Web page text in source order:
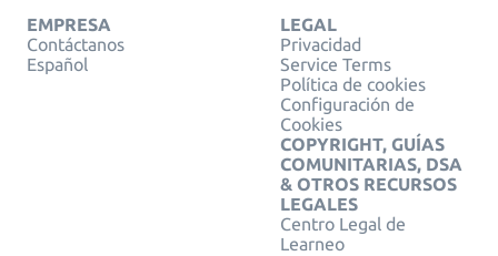
EMPRESA
Contáctanos
Español
LEGAL
Privacidad
Service Terms
Política de cookies
Configuración de
Cookies
COPYRIGHT, GUÍAS
COMUNITARIAS, DSA
& OTROS RECURSOS
LEGALES
Centro Legal de
Learneo